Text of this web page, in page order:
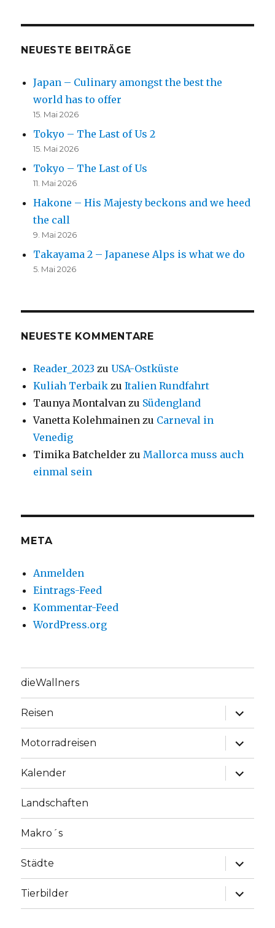
NEUESTE BEITRÄGE
Japan – Culinary amongst the best the
world has to offer
15. Mai 2026
Tokyo – The Last of Us 2
15. Mai 2026
Tokyo – The Last of Us
11. Mai 2026
Hakone – His Majesty beckons and we heed
the call
9. Mai 2026
Takayama 2 – Japanese Alps is what we do
5. Mai 2026
NEUESTE KOMMENTARE
Reader_2023 zuUSA-Ostküste
Kuliah Terbaik zuItalien Rundfahrt
Taunya Montalvan zu Südengland
Vanetta Kolehmainen zu Carneval in
Venedig
Timika Batchelder zu Mallorca muss auch
einmal sein
META
Anmelden
Eintrags-Feed
Kommentar-Feed
WordPress.org
dieWallners
Reisen
Motorradreisen
Kalender
Landschaften
Makro´s
Städte
Tierbilder